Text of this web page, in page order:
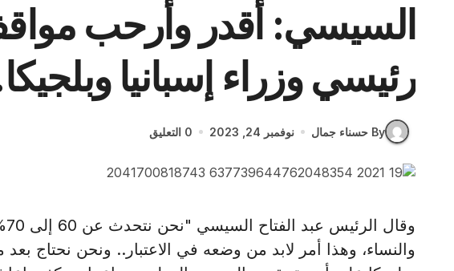
السيسي: أقدر وأرحب
رئيسي وزراء إسبانيا
By حسناء جمال نوفمبر 24, 2023 0 التعليق
والنساء، وهذا أمر لابد من وضعه في الاعتبار.. ونحن نحتاج بعد